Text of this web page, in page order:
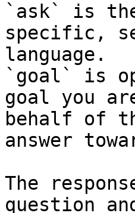
`ask` is
specific,
language.
`goal` is
goal you
behalf of
answer
The
question